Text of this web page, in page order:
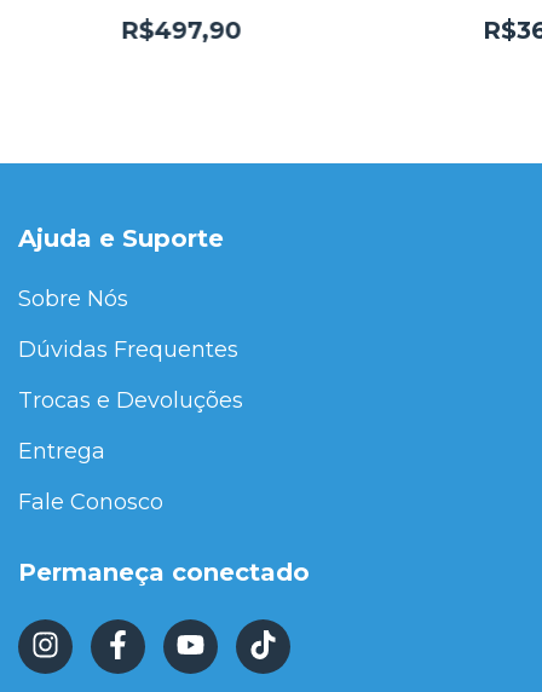
R$497,90
Ajuda e Suporte
Sobre Nós
Dúvidas Frequentes
Trocas e Devoluções
Entrega
Fale Conosco
Permaneça conectado